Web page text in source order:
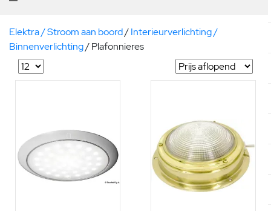
Elektra / Stroom aan boord/Interieurverlichting /
Binnenverlichting/Plafonnieres